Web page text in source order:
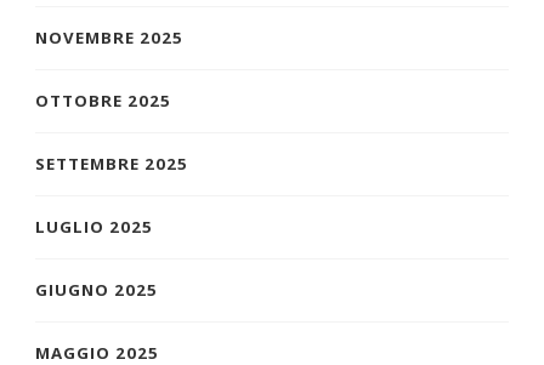
NOVEMBRE 2025
OTTOBRE 2025
SETTEMBRE 2025
LUGLIO 2025
GIUGNO 2025
MAGGIO 2025